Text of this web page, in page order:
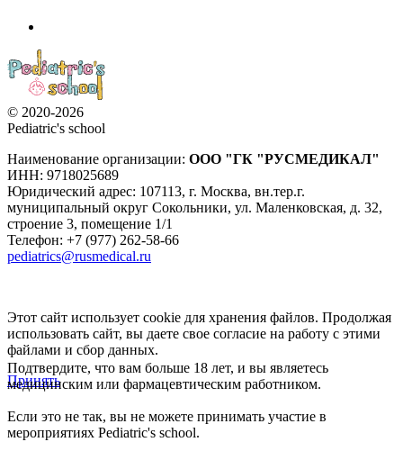
© 2020-2026
Pediatric's school
Наименование организации: ООО "ГК "РУСМЕДИКАЛ"
ИНН: 9718025689
Юридический адрес: 107113, г. Москва, вн.тер.г.
муниципальный округ Сокольники, ул. Маленковская, д. 32,
строение 3, помещение 1/1
Телефон: +7 (977) 262-58-66
pediatrics@rusmedical.ru
Этот сайт использует cookie для хранения файлов. Продолжая
использовать сайт, вы даете свое согласие на работу с этими
файлами и сбор данных.
Принять
Подтвердите, что вам больше 18 лет, и вы являетесь
медицинским или фармацевтическим работником.
Если это не так, вы не можете принимать участие в
мероприятиях Pediatric's school.